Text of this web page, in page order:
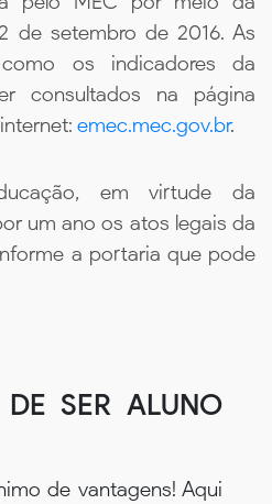
de setembro de 2016. As
os indicadores da
consultados na página
emec.mec.gov.br.
em virtude da
um ano os atos legais da
a portaria que pode
DE SER ALUNO
de vantagens! Aqui